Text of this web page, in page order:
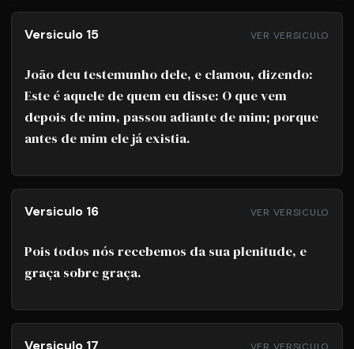
Versiculo 15 VER VERSICULO
João deu testemunho dele, e clamou, dizendo:
Este é aquele de quem eu disse: O que vem
depois de mim, passou adiante de mim; porque
antes de mim ele já existia.
Versiculo 16 VER VERSICULO
Pois todos nós recebemos da sua plenitude, e
graça sobre graça.
Versiculo 17 VER VERSICULO